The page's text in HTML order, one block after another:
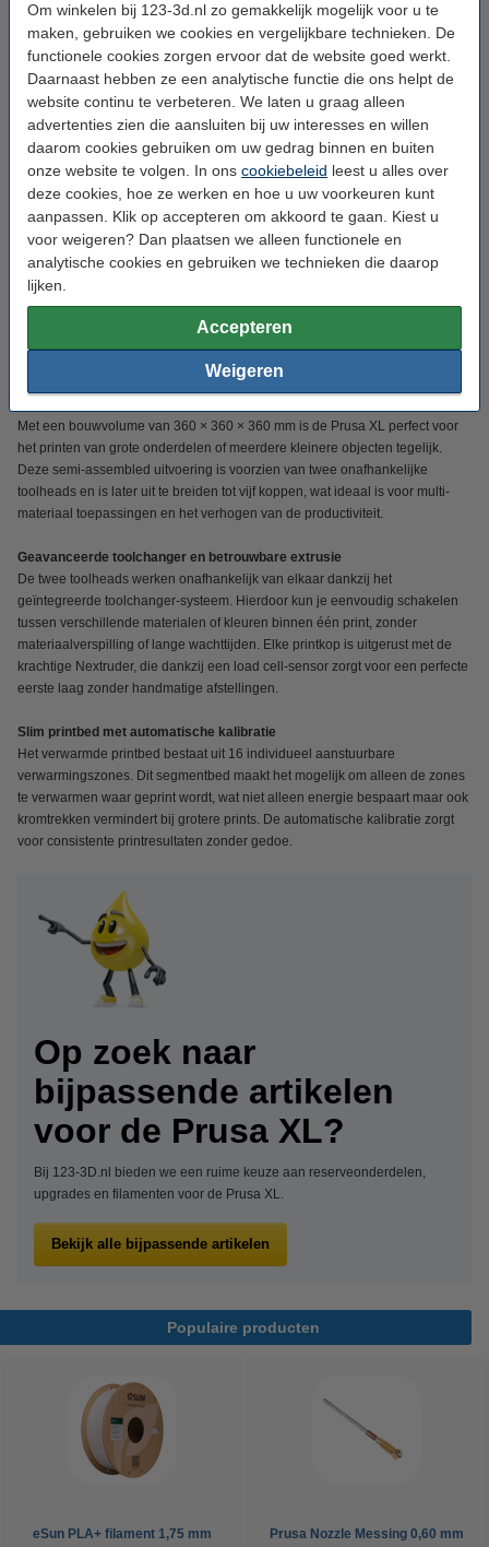
Om winkelen bij 123-3d.nl zo gemakkelijk mogelijk voor u te
maken, gebruiken we cookies en vergelijkbare technieken. De
functionele cookies zorgen ervoor dat de website goed werkt.
Daarnaast hebben ze een analytische functie die ons helpt de
website continu te verbeteren. We laten u graag alleen
advertenties zien die aansluiten bij uw interesses en willen
daarom cookies gebruiken om uw gedrag binnen en buiten
onze website te volgen. In ons cookiebeleid leest u alles over
deze cookies, hoe ze werken en hoe u uw voorkeuren kunt
aanpassen. Klik op accepteren om akkoord te gaan. Kiest u
voor weigeren? Dan plaatsen we alleen functionele en
analytische cookies en gebruiken we technieken die daarop
lijken.
Accepteren
Weigeren
Direct mee bestellen
Prusa XL Enclosure including assembly tools
€ 729,00
Prusa Buddy3D Camera
€ 54,95
Prusa XL Satin Powder-coated Print Sheet
€ 86,50
Verzending binnen 1 a 2 werkdagen indien direct voorradig.
Met een bouwvolume van 360 × 360 × 360 mm is de Prusa XL perfect voor
het printen van grote onderdelen of meerdere kleinere objecten tegelijk.
Deze semi-assembled uitvoering is voorzien van twee onafhankelijke
toolheads en is later uit te breiden tot vijf koppen, wat ideaal is voor multi-
materiaal toepassingen en het verhogen van de productiviteit.
Geavanceerde toolchanger en betrouwbare extrusie
De twee toolheads werken onafhankelijk van elkaar dankzij het
geïntegreerde toolchanger-systeem. Hierdoor kun je eenvoudig schakelen
tussen verschillende materialen of kleuren binnen één print, zonder
materiaalverspilling of lange wachttijden. Elke printkop is uitgerust met de
krachtige Nextruder, die dankzij een load cell-sensor zorgt voor een perfecte
eerste laag zonder handmatige afstellingen.
Slim printbed met automatische kalibratie
Het verwarmde printbed bestaat uit 16 individueel aanstuurbare
verwarmingszones. Dit segmentbed maakt het mogelijk om alleen de zones
te verwarmen waar geprint wordt, wat niet alleen energie bespaart maar ook
kromtrekken vermindert bij grotere prints. De automatische kalibratie zorgt
voor consistente printresultaten zonder gedoe.
Op zoek naar
bijpassende artikelen
voor de Prusa XL?
Bij 123-3D.nl bieden we een ruime keuze aan reserveonderdelen,
upgrades en filamenten voor de Prusa XL.
Bekijk alle bijpassende artikelen
Populaire producten
eSun PLA+ filament 1,75 mm
Prusa Nozzle Messing 0,60 mm